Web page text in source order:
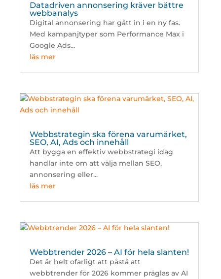
Datadriven annonsering kräver bättre
webbanalys
Digital annonsering har gått in i en ny fas.
Med kampanjtyper som Performance Max i
Google Ads...
läs mer
Webbstrategin ska förena varumärket,
SEO, AI, Ads och innehåll
Att bygga en effektiv webbstrategi idag
handlar inte om att välja mellan SEO,
annonsering eller...
läs mer
Webbtrender 2026 – AI för hela slanten!
Det är helt ofarligt att påstå att
webbtrender för 2026 kommer präglas av AI